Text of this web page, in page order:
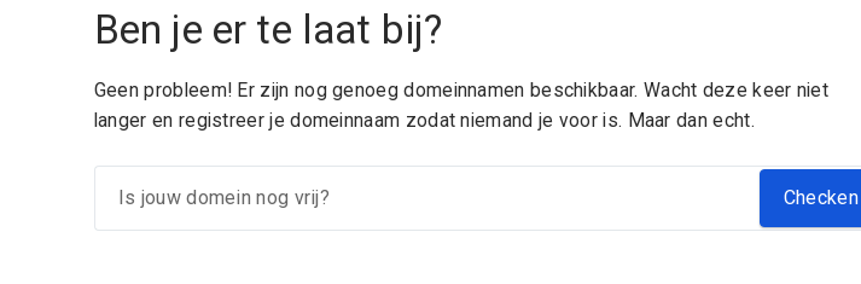
Ben je er te laat bij?
Geen probleem! Er zijn nog genoeg domeinnamen beschikbaar. Wacht deze keer niet
langer en registreer je domeinnaam zodat niemand je voor is. Maar dan echt.
Checken